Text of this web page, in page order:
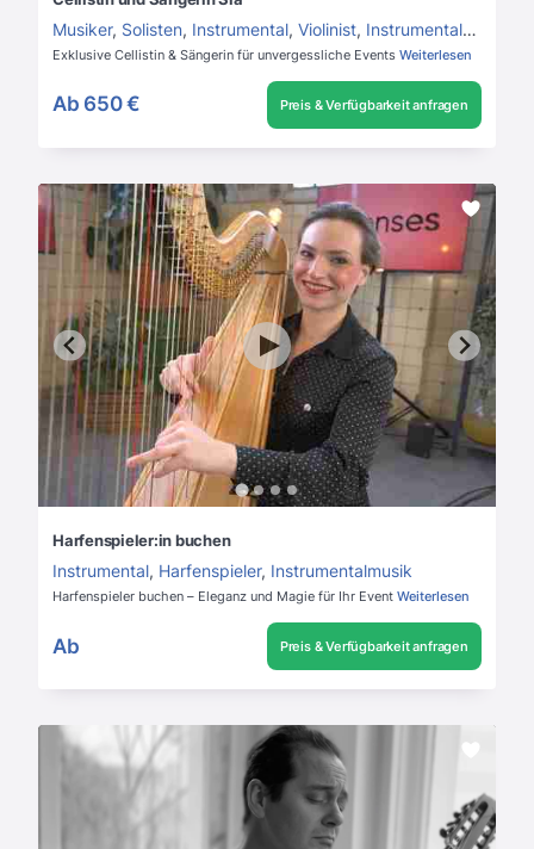
Musiker, Solisten, Instrumental, Violinist, Instrumentalmusik
Exklusive Cellistin & Sängerin für unvergessliche Events Weiterlesen
Ab 650 € Preis & Verfügbarkeit anfragen
Harfenspieler:in buchen
Instrumental, Harfenspieler, Instrumentalmusik
Harfenspieler buchen – Eleganz und Magie für Ihr Event Weiterlesen
Ab Preis & Verfügbarkeit anfragen